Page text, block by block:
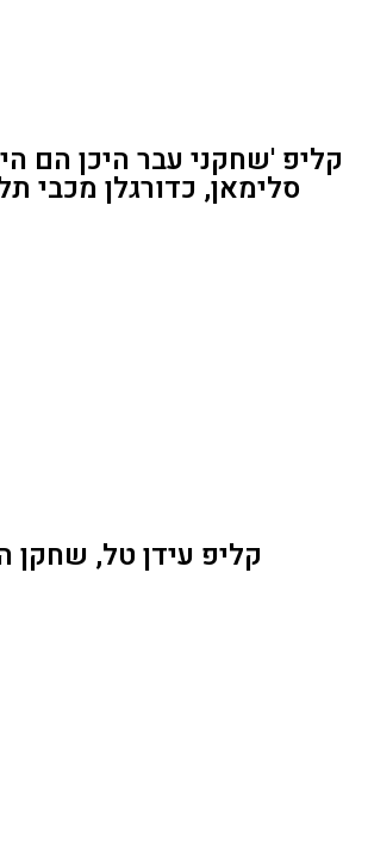
קליפ 'שחקני עבר היכן הם
סלימאן, כדורגלן מכבי
קליפ עידן טל, שחקן